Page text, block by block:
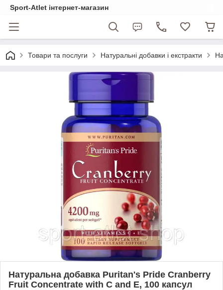
Sport-Atlet інтернет-магазин
Товари та послуги Натуральні добавки і екстракти
Натуральна добавка Puritan's Pride Cranberry
Fruit Concentrate with C and E, 100 капсул